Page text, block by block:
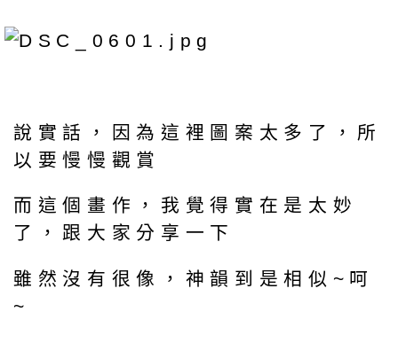
說實話，因為這裡圖案太多了，所
以要慢慢觀賞
而這個畫作，我覺得實在是太妙
了，跟大家分享一下
雖然沒有很像，神韻到是相似~呵
~